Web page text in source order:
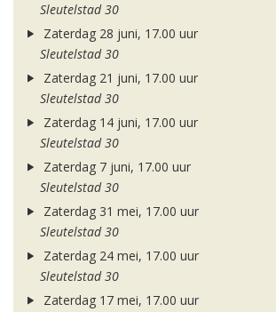
Sleutelstad 30
Zaterdag 28 juni, 17.00 uur
Sleutelstad 30
Zaterdag 21 juni, 17.00 uur
Sleutelstad 30
Zaterdag 14 juni, 17.00 uur
Sleutelstad 30
Zaterdag 7 juni, 17.00 uur
Sleutelstad 30
Zaterdag 31 mei, 17.00 uur
Sleutelstad 30
Zaterdag 24 mei, 17.00 uur
Sleutelstad 30
Zaterdag 17 mei, 17.00 uur